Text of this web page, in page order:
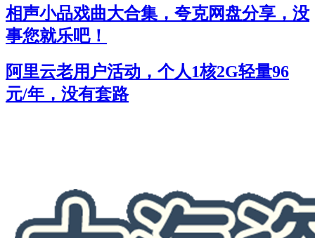
相声小品戏曲大合集，夸克网盘分享，没
事您就乐吧！
阿里云老用户活动，个人1核2G轻量96
元/年，没有套路